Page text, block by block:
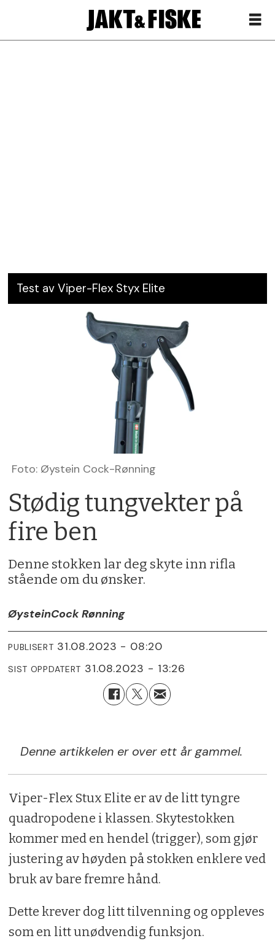
Test av Viper-Flex Styx Elite
Foto: Øystein Cock-Rønning
Stødig tungvekter på
fire ben
Denne stokken lar deg skyte inn rifla
stående om du ønsker.
ØysteinCock Rønning
PUBLISERT 31.08.2023 - 08:20
SIST OPPDATERT 31.08.2023 - 13:26
Denne artikkelen er over ett år gammel.
Viper-Flex Stux Elite er av de litt tyngre
quadropodene i klassen. Skytestokken
kommer med en hendel (trigger), som gjør
justering av høyden på stokken enklere ved
bruk av bare fremre hånd.
Dette krever dog litt tilvenning og oppleves
som en litt unødvendig funksjon.